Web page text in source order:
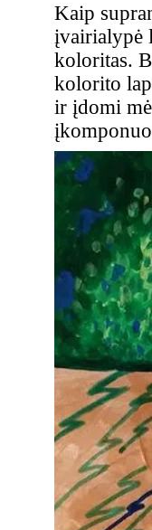
Kaip
įvairialypė
koloritas.
kolorito
ir įdomi